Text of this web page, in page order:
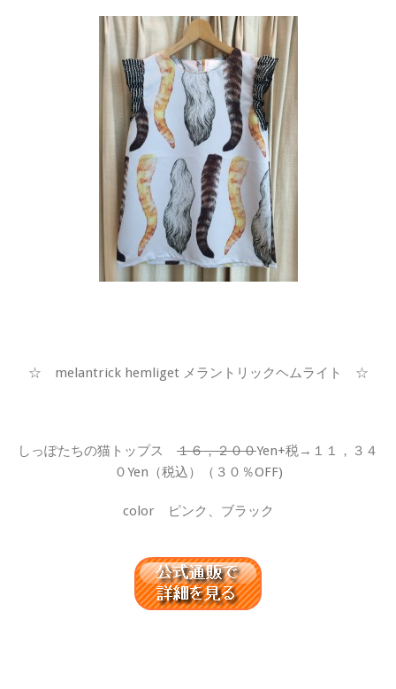
☆ melantrick hemliget メラントリックヘムライト ☆
しっぽたちの猫トップス １６，２００Yen+税→１１，３４
０Yen（税込）（３０％OFF)
color ピンク、ブラック